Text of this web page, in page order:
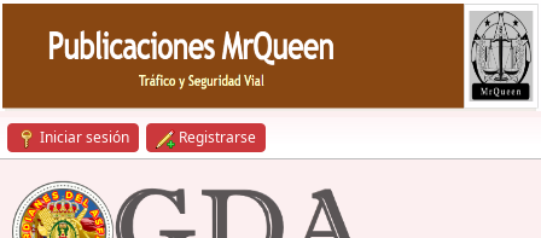
Iniciar sesión Registrarse